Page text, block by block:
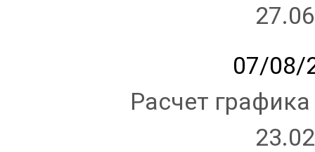
07/08/
Расчет